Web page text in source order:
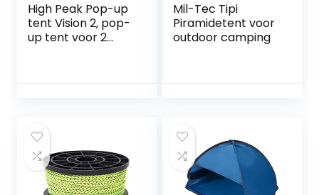
High Peak Pop-up
tent Vision 2, pop-
up tent voor 2
ventilatiesysteem,
muggenbeschermi
ng
Mil-Tec Tipi
Piramidetent voor
outdoor camping